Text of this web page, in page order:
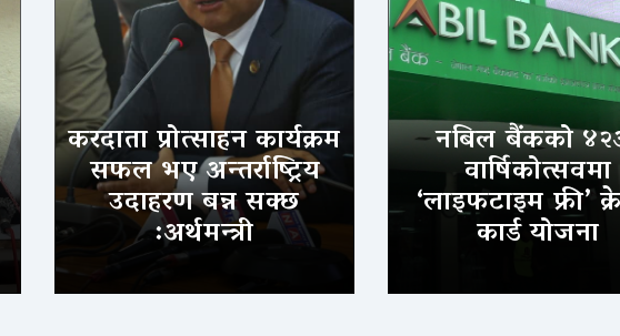
करदाता प्रोत्साहन कार्यक्रम
सफल भए अन्तर्राष्ट्रिय
उदाहरण बन्न सक्छ
:अर्थमन्त्री
नबिल बैंकको
वार्षिकोत्सवमा
‘लाइफटाइम फ्री’
कार्ड योजना